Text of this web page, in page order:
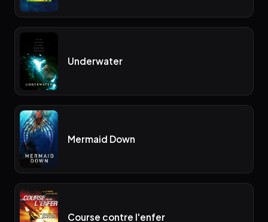
Underwater
Mermaid Down
Course contre l'enfer